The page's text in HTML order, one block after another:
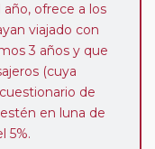
ofrece a los
viajado con
3 años y que
(cuya
de
en luna de
5%.